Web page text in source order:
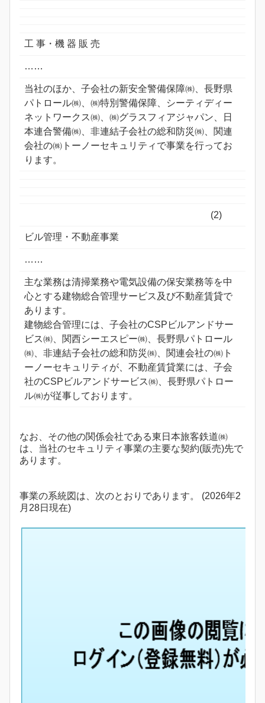
工 事・機 器 販 売
……
当社のほか、子会社の新安全警備保障㈱、長野県
パトロール㈱、㈱特別警備保障、シーティディー
ネットワークス㈱、㈱グラスフィアジャパン、日
本連合警備㈱、非連結子会社の総和防災㈱、関連
会社の㈱トーノーセキュリティで事業を行ってお
ります。
(2)
ビル管理・不動産事業
……
主な業務は清掃業務や電気設備の保安業務等を中
心とする建物総合管理サービス及び不動産賃貸で
あります。
建物総合管理には、子会社のCSPビルアンドサー
ビス㈱、関西シーエスピー㈱、長野県パトロール
㈱、非連結子会社の総和防災㈱、関連会社の㈱ト
ーノーセキュリティが、不動産賃貸業には、子会
社のCSPビルアンドサービス㈱、長野県パトロー
ル㈱が従事しております。
なお、その他の関係会社である東日本旅客鉄道㈱
は、当社のセキュリティ事業の主要な契約(販売)先で
あります。
事業の系統図は、次のとおりであります。 (2026年2
月28日現在)